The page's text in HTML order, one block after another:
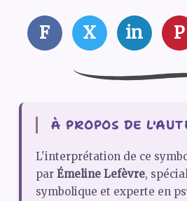
F X in P
À PROPOS DE
L'interprétation de ce
par Émeline Lefèvre,
symbolique et experte en